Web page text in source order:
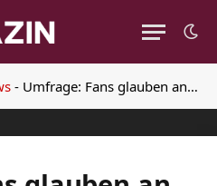
- Umfrage: Fans glauben an erfolgreiche EM für Nationalelf